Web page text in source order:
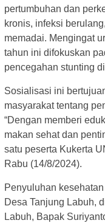
pertumbuhan dan
kronis, infeksi
memadai. Mengingat
tahun ini difokuskan
pencegahan stunting
Sosialisasi ini
masyarakat tentang
“Dengan memberi
makan sehat dan
satu peserta Kukerta
Rabu (14/8/2024).
Penyuluhan
Desa Tanjung Labuh,
Labuh, Bapak